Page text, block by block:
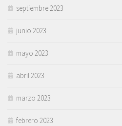
septiembre 2023
junio 2023
mayo 2023
abril 2023
marzo 2023
febrero 2023